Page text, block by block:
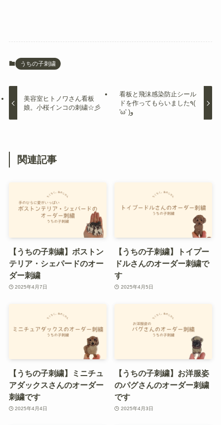
うちの子刺繍
美容室ヒトノワさん看板
娘。小桜インコの刺繍☆彡
看板と飛沫感染防止シール
ドを作ってもらいました٩(
'ω' )و
関連記事
【うちの子刺繍】ボストン
テリア・シェパードのオー
ダー刺繍
2025年4月7日
【うちの子刺繍】トイプー
ドルさんのオーダー刺繍で
す
2025年4月5日
【うちの子刺繍】ミニチュ
アダックスさんのオーダー
刺繍です
2025年4月4日
【うちの子刺繍】お洋服姿
のパグさんのオーダー刺繍
です
2025年4月3日